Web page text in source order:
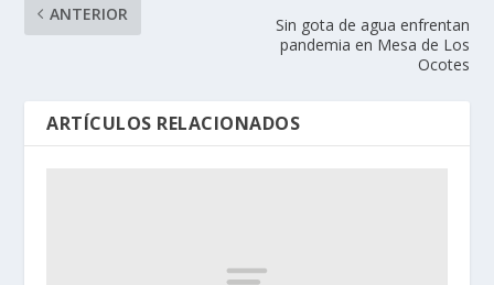
ANTERIOR
Sin gota de agua enfrentan
pandemia en Mesa de Los
Ocotes
ARTÍCULOS RELACIONADOS